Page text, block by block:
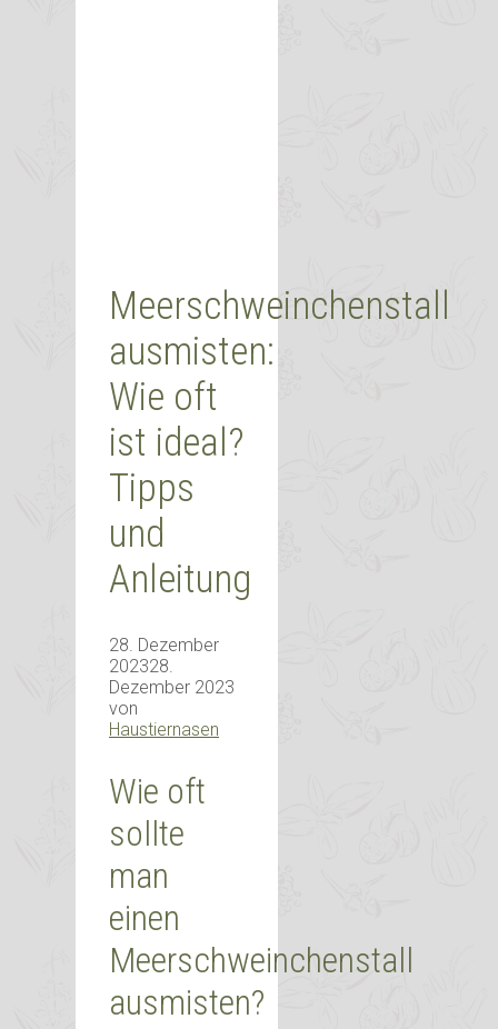
Meerschweinchenstall
ausmisten:
Wie oft
ist ideal?
Tipps
und
Anleitung
28. Dezember
202328.
Dezember 2023
von
Haustiernasen
Wie oft
sollte
man
einen
Meerschweinchenstall
ausmisten?